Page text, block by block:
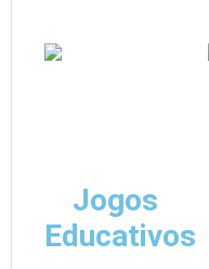
Jogos
Educativos